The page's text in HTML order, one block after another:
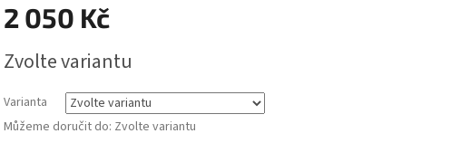
2 050 Kč
cena:
Zvolte variantu
Varianta
Můžeme doručit do: Zvolte variantu